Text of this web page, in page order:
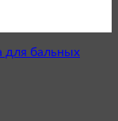
бальных